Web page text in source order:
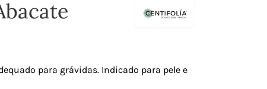
para grávidas. Indicado para pele e